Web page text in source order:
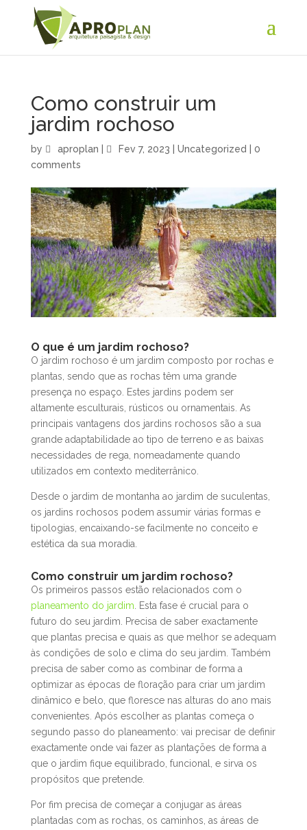
Como construir um
jardim rochoso
by aproplan Fev 7, 2023 Uncategorized
0
comments
O que é um jardim rochoso?
O jardim rochoso é um jardim composto por rochas e
plantas, sendo que as rochas têm uma grande
presença no espaço. Estes jardins podem ser
altamente esculturais, rústicos ou ornamentais. As
principais vantagens dos jardins rochosos são a sua
grande adaptabilidade ao tipo de terreno e as baixas
necessidades de rega, nomeadamente quando
utilizados em contexto mediterrânico.
Desde o jardim de montanha ao jardim de suculentas,
os jardins rochosos podem assumir várias formas e
tipologias, encaixando-se facilmente no conceito e
estética da sua moradia.
Como construir um jardim rochoso?
Os primeiros passos estão relacionados com o
planeamento do jardim . Esta fase é crucial para o
futuro do seu jardim. Precisa de saber exactamente
que plantas precisa e quais as que melhor se adequam
às condições de solo e clima do seu jardim. Também
precisa de saber como as combinar de forma a
optimizar as épocas de floração para criar um jardim
dinâmico e belo, que floresce nas alturas do ano mais
convenientes. Após escolher as plantas começa o
segundo passo do planeamento: vai precisar de definir
exactamente onde vai fazer as plantações de forma a
que o jardim fique equilibrado, funcional, e sirva os
propósitos que pretende.
Por fim precisa de começar a conjugar as áreas
plantadas com as rochas, os caminhos, as áreas de